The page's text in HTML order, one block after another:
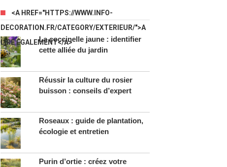
<A HREF="HTTPS://WWW.INFO-
DECORATION.FR/CATEGORY/EXTERIEUR/">A
LIRE ÉGALEMENT</A>La coccinelle jaune : identifier
cette alliée du jardin
Réussir la culture du rosier
buisson : conseils d’expert
Roseaux : guide de plantation,
écologie et entretien
Purin d’ortie : créez votre